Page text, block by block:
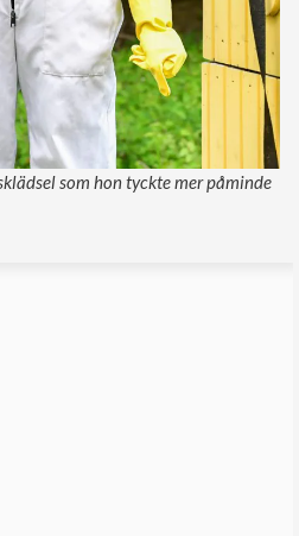
som hon tyckte mer påminde